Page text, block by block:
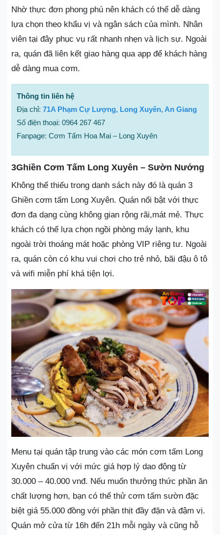
Nhờ thực đơn phong phú nên khách có thể dễ dàng
lựa chọn theo khẩu vị và ngân sách của mình. Nhân
viên tại đây phục vụ rất nhanh nhẹn và lịch sự. Ngoài
ra, quán đã liên kết giao hàng qua app để khách hàng
dễ dàng mua cơm.
Thông tin liên hệ
Địa chỉ: 71A Phạm Cự Lượng, Long Xuyên, An Giang
Số điện thoại: 0964 267 467
Fanpage: Cơm Tấm Hoa Mai – Long Xuyên
3Ghiền Cơm Tấm Long Xuyên – Sườn Nướng
Không thể thiếu trong danh sách này đó là quán 3
Ghiền cơm tấm Long Xuyên. Quán nổi bật với thực
đơn đa dạng cùng không gian rộng rãi,mát mẻ. Thực
khách có thể lựa chọn ngồi phòng máy lạnh, khu
ngoài trời thoáng mát hoặc phòng VIP riêng tư. Ngoài
ra, quán còn có khu vui chơi cho trẻ nhỏ, bãi đậu ô tô
và wifi miễn phí khá tiện lợi.
Menu tại quán tập trung vào các món cơm tấm Long
Xuyên chuẩn vị với mức giá hợp lý dao động từ
30.000 – 40.000 vnđ. Nếu muốn thưởng thức phần ăn
chất lượng hơn, bạn có thể thử cơm tấm sườn đặc
biệt giá 55.000 đồng với phần thịt đầy đặn và đậm vị.
Quán mở cửa từ 16h đến 21h mỗi ngày và cũng hỗ